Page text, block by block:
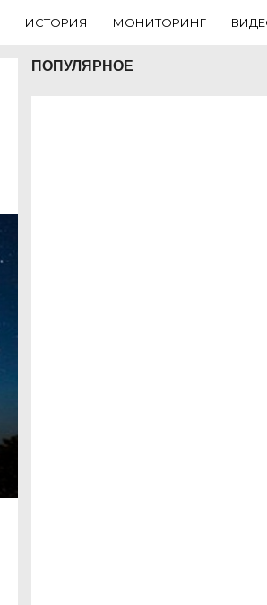
ИСТОРИЯ МОНИТОРИНГ
ПОПУЛЯРНОЕ